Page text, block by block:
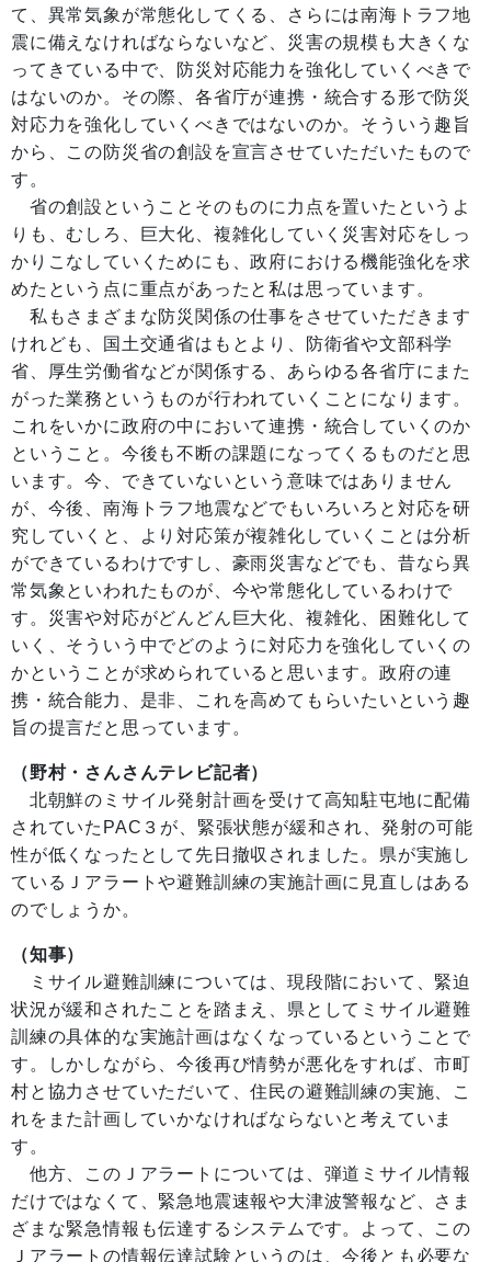
て、異常気象が常態化してくる、さらには南海トラフ地
震に備えなければならないなど、災害の規模も大きくな
ってきている中で、防災対応能力を強化していくべきで
はないのか。その際、各省庁が連携・統合する形で防災
対応力を強化していくべきではないのか。そういう趣旨
から、この防災省の創設を宣言させていただいたもので
す。
省の創設ということそのものに力点を置いたというよ
りも、むしろ、巨大化、複雑化していく災害対応をしっ
かりこなしていくためにも、政府における機能強化を求
めたという点に重点があったと私は思っています。
私もさまざまな防災関係の仕事をさせていただきます
けれども、国土交通省はもとより、防衛省や文部科学
省、厚生労働省などが関係する、あらゆる各省庁にまた
がった業務というものが行われていくことになります。
これをいかに政府の中において連携・統合していくのか
ということ。今後も不断の課題になってくるものだと思
います。今、できていないという意味ではありません
が、今後、南海トラフ地震などでもいろいろと対応を研
究していくと、より対応策が複雑化していくことは分析
ができているわけですし、豪雨災害などでも、昔なら異
常気象といわれたものが、今や常態化しているわけで
す。災害や対応がどんどん巨大化、複雑化、困難化して
いく、そういう中でどのように対応力を強化していくの
かということが求められていると思います。政府の連
携・統合能力、是非、これを高めてもらいたいという趣
旨の提言だと思っています。
（野村・さんさんテレビ記者）
北朝鮮のミサイル発射計画を受けて高知駐屯地に配備
されていたPAC３が、緊張状態が緩和され、発射の可能
性が低くなったとして先日撤収されました。県が実施し
ているＪアラートや避難訓練の実施計画に見直しはある
のでしょうか。
（知事）
ミサイル避難訓練については、現段階において、緊迫
状況が緩和されたことを踏まえ、県としてミサイル避難
訓練の具体的な実施計画はなくなっているということで
す。しかしながら、今後再び情勢が悪化をすれば、市町
村と協力させていただいて、住民の避難訓練の実施、こ
れをまた計画していかなければならないと考えていま
す。
他方、このＪアラートについては、弾道ミサイル情報
だけではなくて、緊急地震速報や大津波警報など、さま
ざまな緊急情報も伝達するシステムです。よって、この
Ｊアラートの情報伝達試験というのは、今後とも必要な